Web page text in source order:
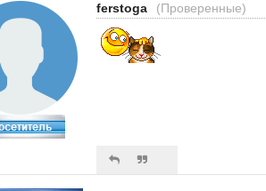
ferstoga (Проверенные)